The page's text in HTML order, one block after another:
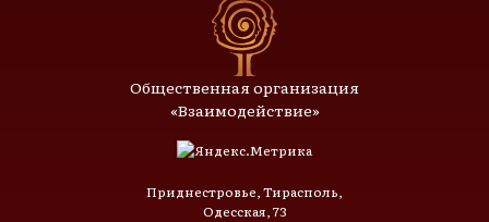
Общественная организация
«Взаимодействие»
Приднестровье, Тирасполь,
Одесская, 73